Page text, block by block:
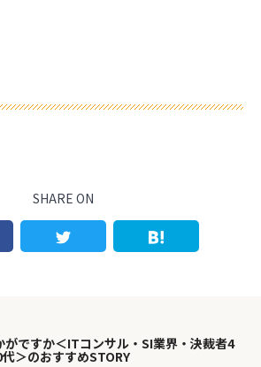
SHARE ON
がですか＜ITコンサル・SI業界・決裁者4
代＞のおすすめSTORY